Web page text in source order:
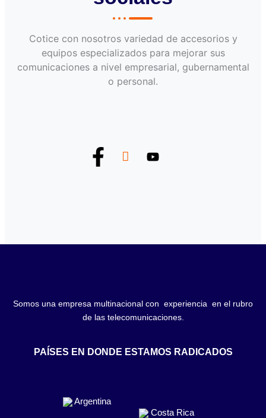
Cotice con nosotros variedad de accesorios y
equipos especializados para mejorar sus
comunicaciones a nivel empresarial, gubernamental
o personal.
Somos una empresa multinacional con experiencia en el rubro
de las telecomunicaciones.
PAÍSES EN DONDE ESTAMOS RADICADOS
Argentina
Costa Rica